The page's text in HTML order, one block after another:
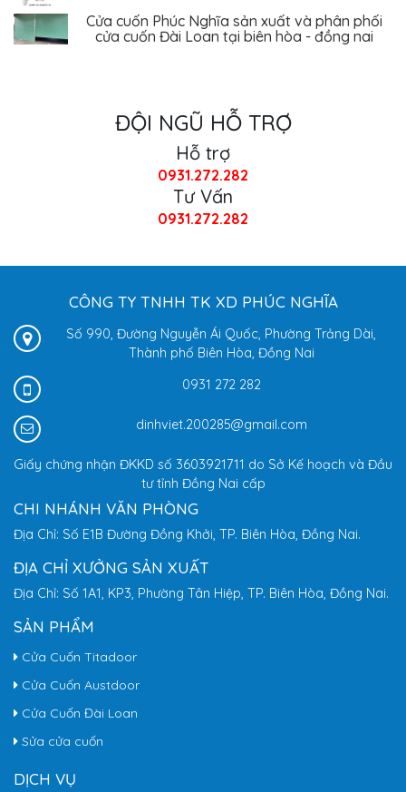
ĐỘI NGŨ HỖ TRỢ
Hỗ trợ
0931.272.282
Tư Vấn
0931.272.282
CÔNG TY TNHH TK XD PHÚC NGHĨA
Số 990, Đường Nguyễn Ái Quốc, Phường Trảng Dài,
Thành phố Biên Hòa, Đồng Nai
0931 272 282
dinhviet.200285@gmail.com
Giấy chứng nhận ĐKKD số 3603921711 do Sở Kế hoạch và Đầu
tư tỉnh Đồng Nai cấp
CHI NHÁNH VĂN PHÒNG
Địa Chỉ: Số E1B Đường Đồng Khởi, TP. Biên Hòa, Đồng Nai.
ĐỊA CHỈ XƯỞNG SẢN XUẤT
Địa Chỉ: Số 1A1, KP3, Phường Tân Hiệp, TP. Biên Hòa, Đồng Nai.
SẢN PHẨM
Cửa Cuốn Titadoor
Cửa Cuốn Austdoor
Cửa Cuốn Đài Loan
Sửa cửa cuốn
DỊCH VỤ